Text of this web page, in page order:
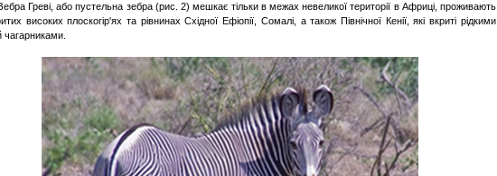
Греві , або пустельна зебра (рис. 2) мешкає тільки в межах невеликої території в Африці, проживають
високих плоскогір'ях та рівнинах Східної Ефіопії, Сомалі, а також Північної Кенії, які вкриті рідкими
чагарниками.